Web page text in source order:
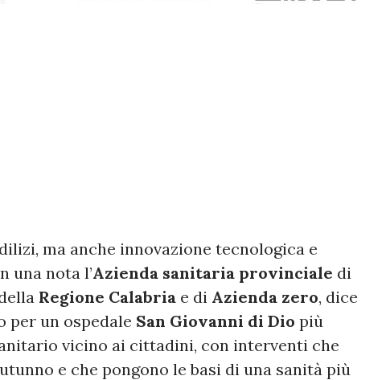
ma anche innovazione tecnologica e
una nota l’Azienda sanitaria provinciale di
Regione Calabria e di Azienda zero, dice
per un ospedale San Giovanni di Dio più
vicino ai cittadini, con interventi che
e che pongono le basi di una sanità più